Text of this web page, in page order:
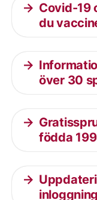
Covid-19
du
över 30
födda